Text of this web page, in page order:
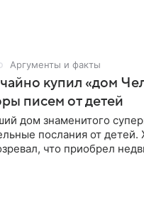
Аргументы и факты
купил «дом
писем от детей
дом знаменитого
послания от
что приобрел